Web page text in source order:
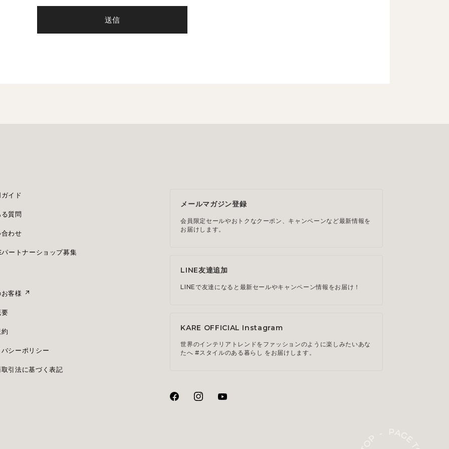
送信
ガイド
質問
わせ
ートナーショップ募集
客様
シーポリシー
引法に基づく表記
メールマガジン登録
会員限定セールやおトクなクーポン、キャンペーンなど最新情報を
お届けします。
LINE友達追加
LINEで友達になると最新セールやキャンペーン情報をお届け！
KARE OFFICIAL Instagram
世界のインテリアトレンドをファッションのように楽しみたいあな
たへ #スタイルのある暮らし をお届けします。